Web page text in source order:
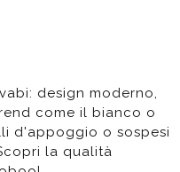
design moderno,
come il bianco o
d'appoggio o sospesi
la qualità